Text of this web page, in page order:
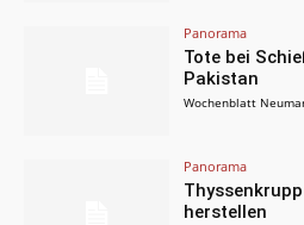
Panorama
Tote bei
Pakistan
Wochenblatt
Panorama
herstellen